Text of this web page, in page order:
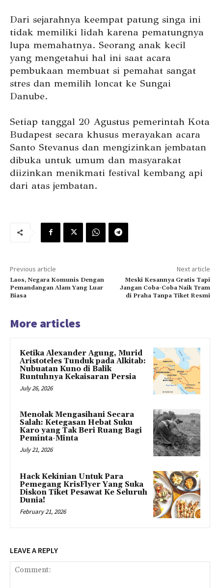
Dari sejarahnya keempat patung singa ini
tidak memiliki lidah karena pematungnya
lupa memahatnya. Seorang anak kecil
yang mengetahui hal ini saat acara
pembukaan membuat si pemahat sangat
stres dan memilih loncat ke Sungai
Danube.
Setiap tanggal 20 Agustus pemerintah Kota
Budapest secara khusus merayakan acara
Santo Stevanus dan mengizinkan jembatan
dibuka untuk umum dan masyarakat
diizinkan menikmati festival kembang api
dari atas jembatan.
Previous article
Laos, Negara Komunis Dengan
Pemandangan Alam Yang Luar
Biasa
Next article
Meski Kesannya Gratis Tapi
Jangan Coba-Coba Naik Tram
di Praha Tanpa Tiket Resmi
More articles
Ketika Alexander Agung, Murid
Aristoteles Tunduk pada Alkitab:
Nubuatan Kuno di Balik
Runtuhnya Kekaisaran Persia
July 26, 2026
Menolak Mengasihani Secara
Salah: Ketegasan Hebat Suku
Karo yang Tak Beri Ruang Bagi
Peminta-Minta
July 21, 2026
Hack Kekinian Untuk Para
Pemegang KrisFlyer Yang Suka
Diskon Tiket Pesawat Ke Seluruh
Dunia!
February 21, 2026
LEAVE A REPLY